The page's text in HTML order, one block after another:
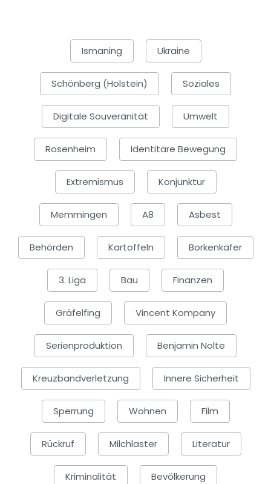
Ismaning Ukraine
Schönberg (Holstein) Soziales
Digitale Souveränität Umwelt
Rosenheim Identitäre Bewegung
Extremismus Konjunktur
Memmingen A8 Asbest
Behörden Kartoffeln Borkenkäfer
3. Liga Bau Finanzen
Gräfelfing Vincent Kompany
Serienproduktion Benjamin Nolte
Kreuzbandverletzung Innere Sicherheit
Sperrung Wohnen Film
Rückruf Milchlaster Literatur
Kriminalität Bevölkerung